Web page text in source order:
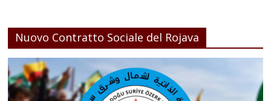
Nuovo Contratto Sociale del Rojava